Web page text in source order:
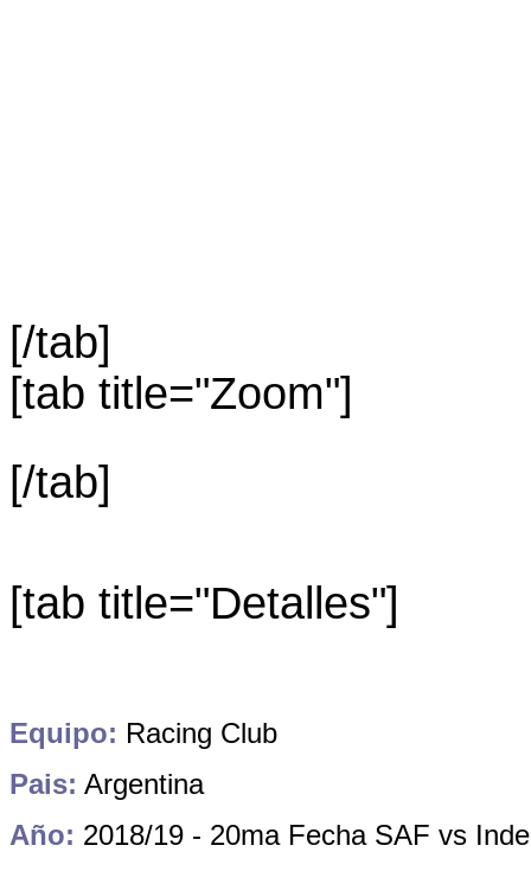
[/tab]
[tab title="Zoom"]
[/tab]
[tab title="Detalles"]
Equipo: Racing Club
Pais: Argentina
Año: 2018/19 - 20ma Fecha SAF vs